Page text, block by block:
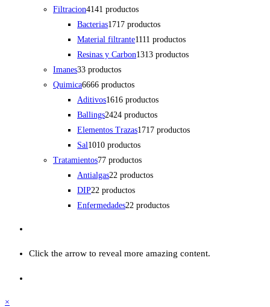
Filtracion4141 productos
Bacterias1717 productos
Material filtrante1111 productos
Resinas y Carbon1313 productos
Imanes33 productos
Quimica6666 productos
Aditivos1616 productos
Ballings2424 productos
Elementos Trazas1717 productos
Sal1010 productos
Tratamientos77 productos
Antialgas22 productos
DIP22 productos
Enfermedades22 productos
Click the arrow to reveal more amazing content.
×